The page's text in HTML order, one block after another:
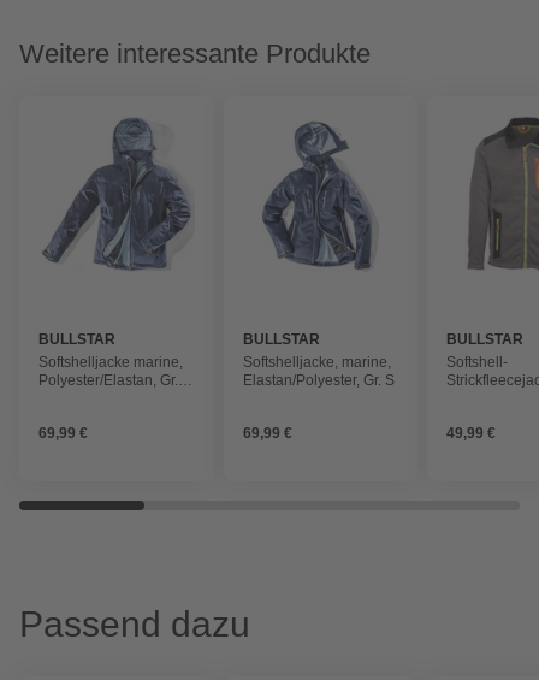
Weitere interessante Produkte
BULLSTAR
Softshelljacke marine,
Polyester/Elastan, Gr.
69,99 €
BULLSTAR
Softshelljacke, marine,
Elastan/Polyester, Gr. S
69,99 €
BULLSTAR
Softshell-
Polyester/
49,99 €
Passend dazu